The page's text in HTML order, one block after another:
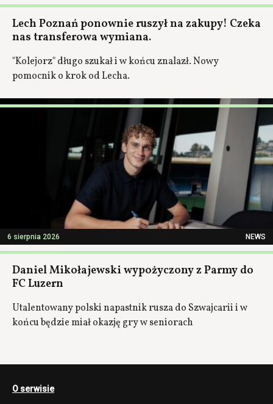
Lech Poznań ponownie ruszył na zakupy! Czeka
nas transferowa wymiana.
"Kolejorz" długo szukał i w końcu znalazł. Nowy
pomocnik o krok od Lecha.
6 sierpnia 2026 NEWS
Daniel Mikołajewski wypożyczony z Parmy do
FC Luzern
Utalentowany polski napastnik rusza do Szwajcarii i w
końcu będzie miał okazję gry w seniorach
O serwisie